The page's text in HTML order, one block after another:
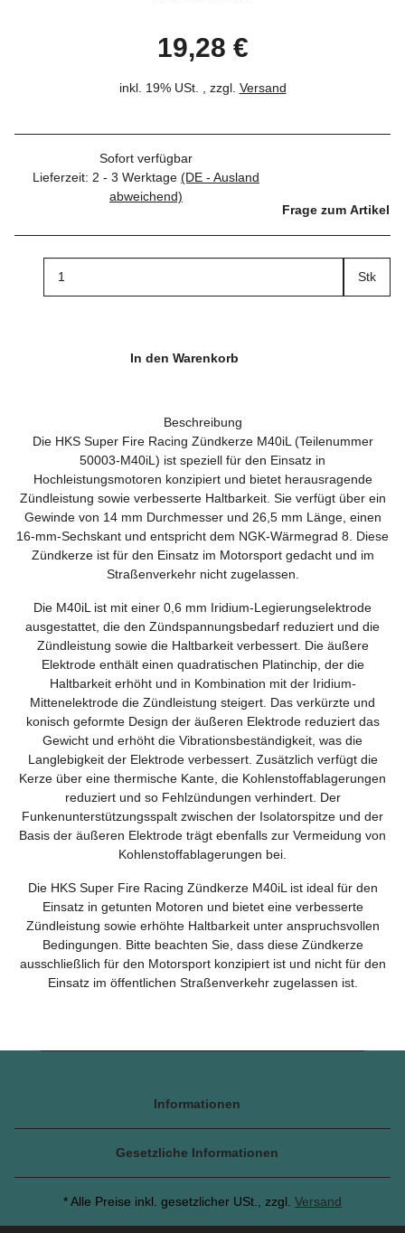
19,28 €
inkl. 19% USt. , zzgl. Versand
Sofort verfügbar
Lieferzeit: 2 - 3 Werktage (DE - Ausland
abweichend)
Frage zum Artikel
Stk
In den Warenkorb
Beschreibung
Die HKS Super Fire Racing Zündkerze M40iL (Teilenummer
50003-M40iL) ist speziell für den Einsatz in
Hochleistungsmotoren konzipiert und bietet herausragende
Zündleistung sowie verbesserte Haltbarkeit. Sie verfügt über ein
Gewinde von 14 mm Durchmesser und 26,5 mm Länge, einen
16-mm-Sechskant und entspricht dem NGK-Wärmegrad 8. Diese
Zündkerze ist für den Einsatz im Motorsport gedacht und im
Straßenverkehr nicht zugelassen.
Die M40iL ist mit einer 0,6 mm Iridium-Legierungselektrode
ausgestattet, die den Zündspannungsbedarf reduziert und die
Zündleistung sowie die Haltbarkeit verbessert. Die äußere
Elektrode enthält einen quadratischen Platinchip, der die
Haltbarkeit erhöht und in Kombination mit der Iridium-
Mittenelektrode die Zündleistung steigert. Das verkürzte und
konisch geformte Design der äußeren Elektrode reduziert das
Gewicht und erhöht die Vibrationsbeständigkeit, was die
Langlebigkeit der Elektrode verbessert. Zusätzlich verfügt die
Kerze über eine thermische Kante, die Kohlenstoffablagerungen
reduziert und so Fehlzündungen verhindert. Der
Funkenunterstützungsspalt zwischen der Isolatorspitze und der
Basis der äußeren Elektrode trägt ebenfalls zur Vermeidung von
Kohlenstoffablagerungen bei.
Die HKS Super Fire Racing Zündkerze M40iL ist ideal für den
Einsatz in getunten Motoren und bietet eine verbesserte
Zündleistung sowie erhöhte Haltbarkeit unter anspruchsvollen
Bedingungen. Bitte beachten Sie, dass diese Zündkerze
ausschließlich für den Motorsport konzipiert ist und nicht für den
Einsatz im öffentlichen Straßenverkehr zugelassen ist.
Informationen
Gesetzliche Informationen
* Alle Preise inkl. gesetzlicher USt., zzgl. Versand